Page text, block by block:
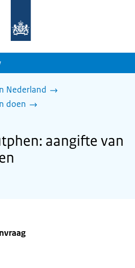
Nederland
doen
aangifte van